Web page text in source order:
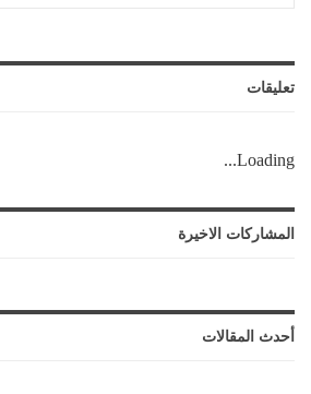
تعليقات
Loading...
المشاركات الاخيرة
أحدث المقالات